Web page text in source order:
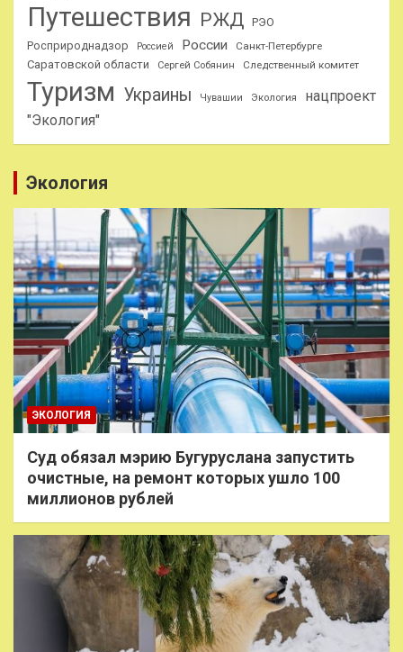
Путешествия РЖД РЭО
Росприроднадзор
Россией России Санкт-Петербурге
Саратовской области Сергей Собянин Следственный комитет
Туризм Украины Чувашии Экология
нацпроект
"Экология"
Экология
ЭКОЛОГИЯ
Суд обязал мэрию Бугуруслана запустить
очистные, на ремонт которых ушло 100
миллионов рублей